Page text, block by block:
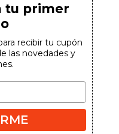
tu primer
recibir tu cupón
las novedades y